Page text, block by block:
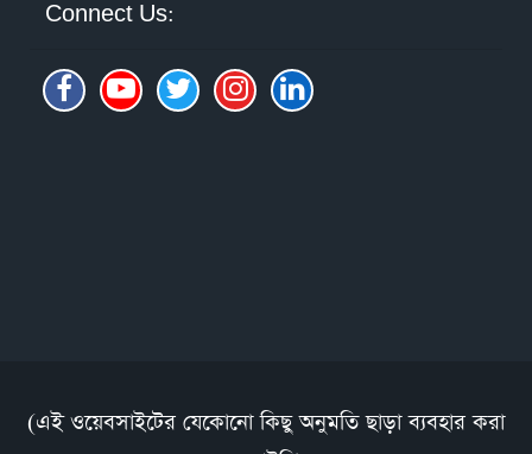
Connect Us:
(এই ওয়েবসাইটের যেকোনো কিছু অনুমতি ছাড়া ব্যবহার করা